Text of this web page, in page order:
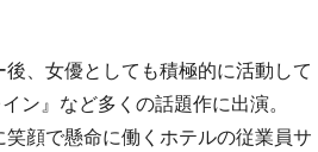
、女優としても積極的に活動して
ン』など多くの話題作に出演。
顔で懸命に働くホテルの従業員サ